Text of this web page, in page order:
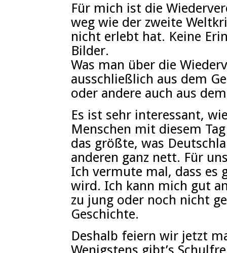
Für mich ist die
weg wie der zweite
nicht erlebt hat. Keine
Bilder.
Was man über die
ausschließlich aus dem
oder andere auch aus
Es ist sehr interessant,
Menschen mit diesem
das größte, was
anderen ganz nett. Für
Ich vermute mal, dass es
wird. Ich kann mich gut
zu jung oder noch nicht
Geschichte.
Deshalb feiern wir jetzt
Wenigstens gibt’s